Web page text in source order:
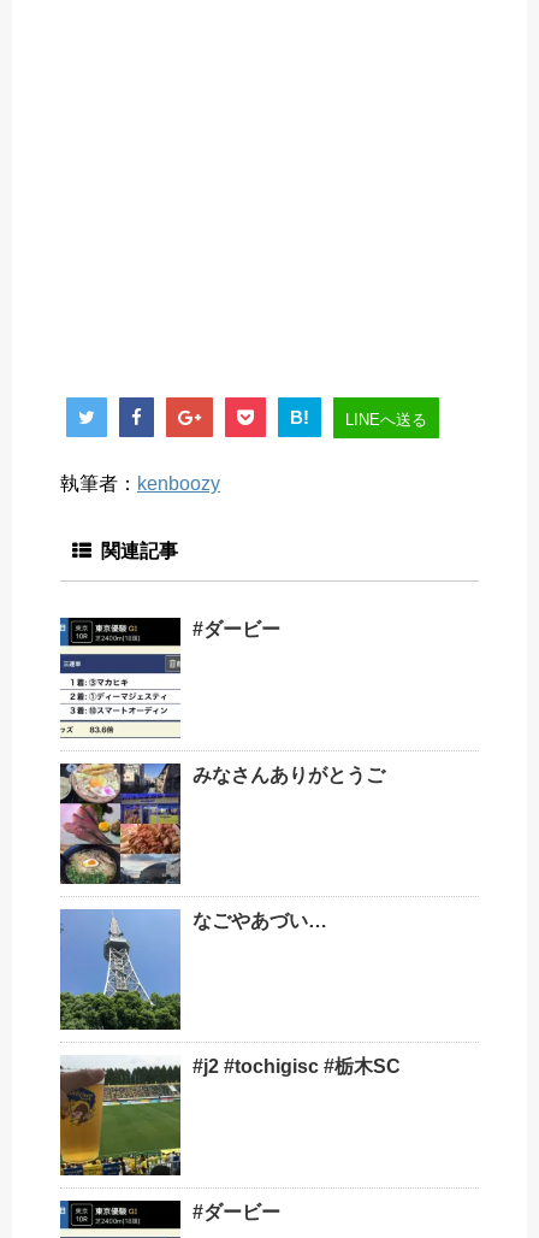
B! LINEへ送る
執筆者： kenboozy
関連記事
#ダービー
みなさんありがとうご
なごやあづい…
#j2 #tochigisc #栃木SC
#ダービー